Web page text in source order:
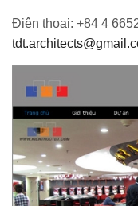
Điện thoại: +84 4